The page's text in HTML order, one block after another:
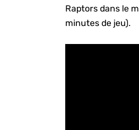
Raptors dans le
minutes de jeu).